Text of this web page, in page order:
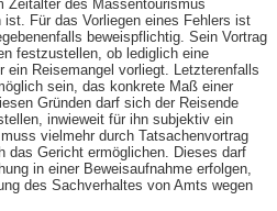
Zeitalter des Massentourismus
Für das Vorliegen eines Fehlers ist
beweispflichtig. Sein Vortrag
festzustellen, ob lediglich eine
ein Reisemangel vorliegt. Letzterenfalls
sein, das konkrete Maß einer
Gründen darf sich der Reisende
inwieweit für ihn subjektiv ein
vielmehr durch Tatsachenvortrag
das Gericht ermöglichen. Dieses darf
in einer Beweisaufnahme erfolgen,
des Sachverhaltes von Amts wegen